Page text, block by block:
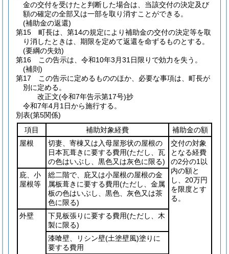
金の交付を受けたと判断した場合は、当該交付の決定及び
額の確定の全部又は一部を取り消すことができる。
(補助金の返還)
第15 町長は、第14の規定により補助金の交付の決定等を取
り消したときは、期限を定めて返還を命ずるものとする。
(要綱の失効)
第16 この告示は、令和10年3月31日限りで効力を失う。
(補則)
第17 この告示に定めるもののほか、必要な事項は、町長が
別に定める。
改正文(令和7年告示第17号)抄
令和7年4月1日から施行する。
別表(第5関係)
項目
補助対象経費
補助金の額
屋根
切妻、寄棟又は入母屋形状の屋根の
日本瓦葺きに要する費用(ただし、瓦
の色はいぶし、黒色又は灰色に限る)
交付の対象
となる経費
の2分の1以
内の額と
し、20万円
を限度とす
る。
庇、小
屋根等
総二階で、庇又は小屋根の屋根の金
属板葺きに要する費用(ただし、金属
板の色はいぶし、黒色、灰色又は茶
色に限る)
外壁
下見板張りに要する費用(ただし、木
製に限る)
漆喰壁、リシン壁(土塗壁風)塗りに
要する費用